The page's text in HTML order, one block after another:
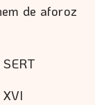
de aforoz